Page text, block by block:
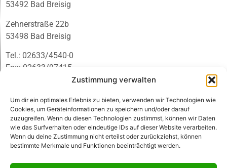
Zustimmung verwalten
Um dir ein optimales Erlebnis zu bieten, verwenden wir Technologien wie
Cookies, um Geräteinformationen zu speichern und/oder darauf
zuzugreifen. Wenn du diesen Technologien zustimmst, können wir Daten
wie das Surfverhalten oder eindeutige IDs auf dieser Website verarbeiten.
Wenn du deine Zustimmung nicht erteilst oder zurückziehst, können
bestimmte Merkmale und Funktionen beeinträchtigt werden.
53492 Bad Breisig
Zehnerstraße 22b
53498 Bad Breisig
Tel.: 02633/4540-0
Fax: 02633/97415
infobb@blmedien.de